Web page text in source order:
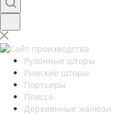
Рулонные шторы
Римские шторы
Портьеры
Плиссе
Деревянные жалюзи